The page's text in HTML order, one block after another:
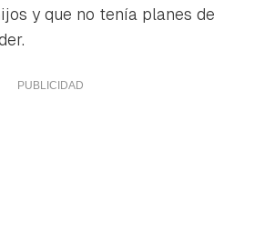
y que no tenía planes de